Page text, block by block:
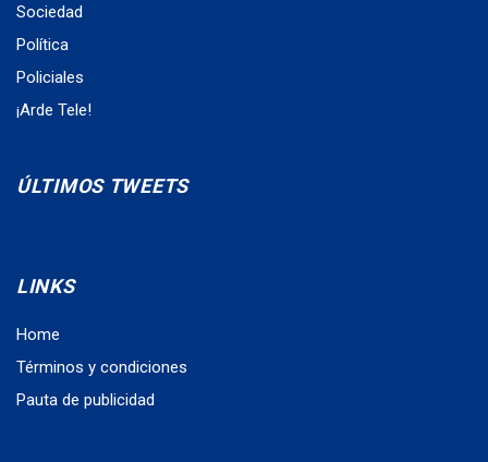
Sociedad
Política
Policiales
¡Arde Tele!
ÚLTIMOS TWEETS
LINKS
Home
Términos y condiciones
Pauta de publicidad